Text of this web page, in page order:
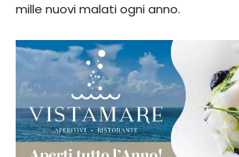
mille nuovi malati ogni anno.